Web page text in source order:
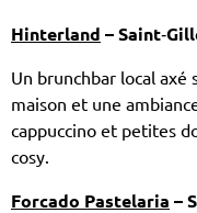
Hinterland –
Un brunchbar local
maison et une
cappuccino et petites
cosy.
Forcado Pastelaria –